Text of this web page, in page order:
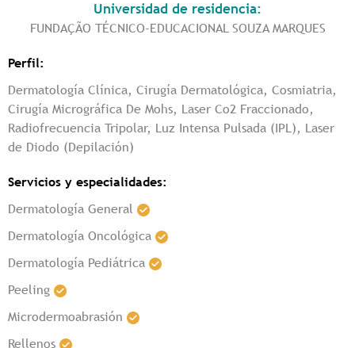
Universidad de residencia:
FUNDAÇÃO TÉCNICO-EDUCACIONAL SOUZA MARQUES
Perfil:
Dermatología Clínica, Cirugía Dermatológica, Cosmiatria,
Cirugía Micrográfica De Mohs, Laser Co2 Fraccionado,
Radiofrecuencia Tripolar, Luz Intensa Pulsada (IPL), Laser
de Diodo (Depilación)
Servicios y especialidades:
Dermatología General
Dermatología Oncológica
Dermatología Pediátrica
Peeling
Microdermoabrasión
Rellenos